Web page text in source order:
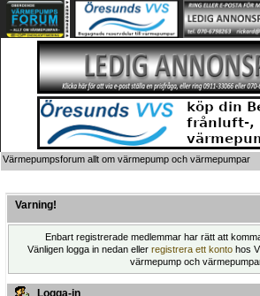
Värmepumpsforum allt om värmepump och värmepumpar
Varning!
Enbart registrerade medlemmar har rätt att
Vänligen logga in nedan eller registrera ett konto hos
värmepump och
Logga-in